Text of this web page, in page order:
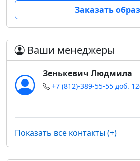
Заказать
Ваши менеджеры
Зенькевич Людмила
+7 (812)-389-55-55 доб.
Показать все контакты (+)